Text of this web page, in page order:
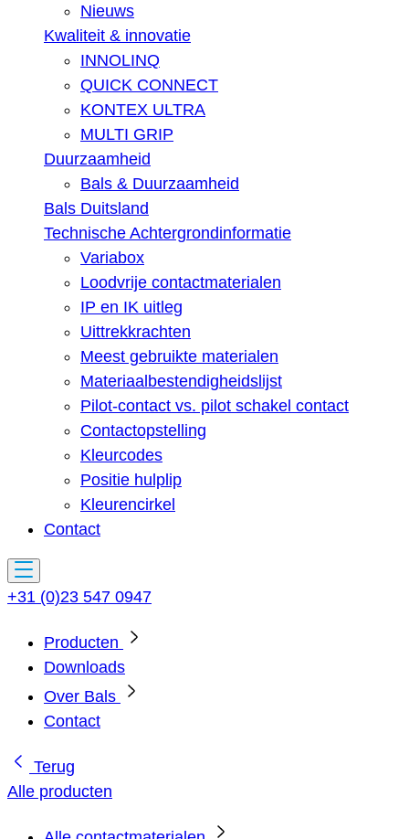
Nieuws
Kwaliteit & innovatie
INNOLINQ
QUICK CONNECT
KONTEX ULTRA
MULTI GRIP
Duurzaamheid
Bals & Duurzaamheid
Bals Duitsland
Technische Achtergrondinformatie
Variabox
Loodvrije contactmaterialen
IP en IK uitleg
Uittrekkrachten
Meest gebruikte materialen
Materiaalbestendigheidslijst
Pilot-contact vs. pilot schakel contact
Contactopstelling
Kleurcodes
Positie hulplip
Kleurencirkel
Contact
+31 (0)23 547 0947
Producten
Downloads
Over Bals
Contact
Terug
Alle producten